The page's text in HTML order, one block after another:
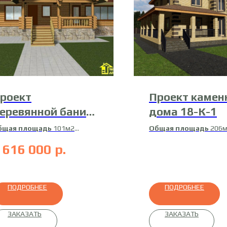
бани
Б-5площадь 101м2
616 000 р.
ПОДРОБНЕЕ
ЗАКАЗАТЬ
Проект
дома 18-К-1
Общая площадь
ПОДРОБНЕЕ
ЗАКАЗАТЬ